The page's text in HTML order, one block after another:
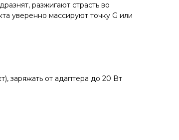
разжигают страсть во
уверенно массируют точку G или
заряжать от адаптера до 20 Вт